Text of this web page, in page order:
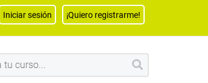
Iniciar sesión ¡Quiero registrarme!